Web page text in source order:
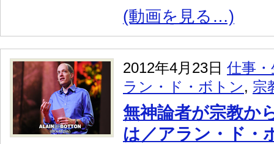
(動画を見る…)
2012年4月23日 仕事
ラン・ド・ボトン, 宗
無神論者が宗教か
は／アラン・ド・